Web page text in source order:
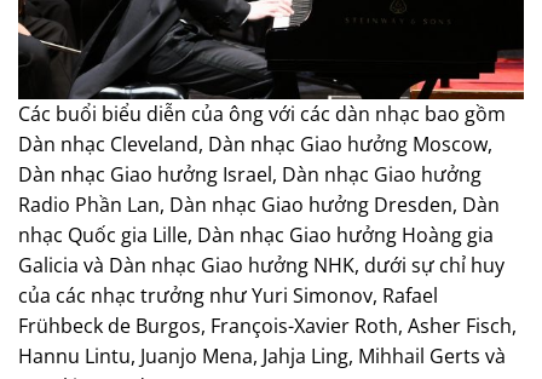
Các buổi biểu diễn của ông với các dàn nhạc bao gồm
Dàn nhạc Cleveland, Dàn nhạc Giao hưởng Moscow,
Dàn nhạc Giao hưởng Israel, Dàn nhạc Giao hưởng
Radio Phần Lan, Dàn nhạc Giao hưởng Dresden, Dàn
nhạc Quốc gia Lille, Dàn nhạc Giao hưởng Hoàng gia
Galicia và Dàn nhạc Giao hưởng NHK, dưới sự chỉ huy
của các nhạc trưởng như Yuri Simonov, Rafael
Frühbeck de Burgos, François-Xavier Roth, Asher Fisch,
Hannu Lintu, Juanjo Mena, Jahja Ling, Mihhail Gerts và